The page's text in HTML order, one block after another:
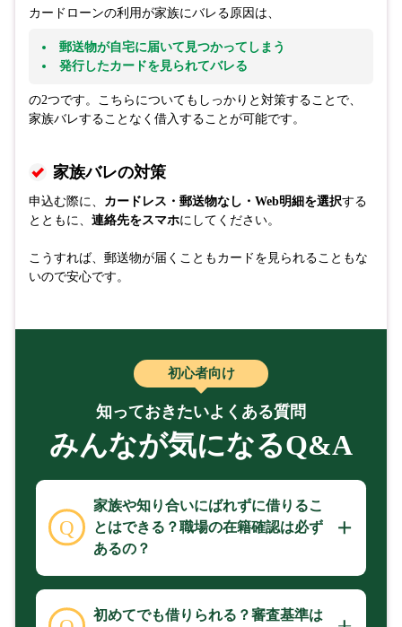
カードローンの利用が家族にバレる原因は、
郵送物が自宅に届いて見つかってしまう
発行したカードを見られてバレる
の2つです。こちらについてもしっかりと対策することで、
家族バレすることなく借入することが可能です。
家族バレの対策
申込む際に、 カードレス・郵送物なし・Web明細を選択する
とともに、 連絡先をスマホにしてください。
こうすれば、郵送物が届くこともカードを見られることもな
いので安心です。
初心者向け
知っておきたいよくある質問
みんなが気になるQ&A
家族や知り合いにばれずに借りるこ
とはできる？職場の在籍確認は必ず
あるの？
初めてでも借りられる？審査基準は